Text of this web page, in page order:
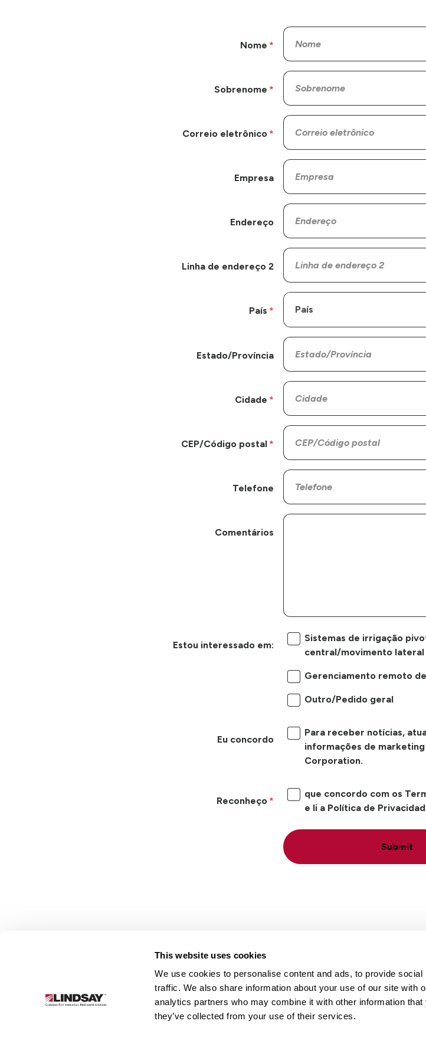
This website uses cookies
We use cookies to personalise content and ads, to provide
traffic. We also share information about your use of our site with
analytics partners who may combine it with other information that
they’ve collected from your use of their services.
Nome
Sobrenome
Correio eletrônico
Empresa
Endereço
Linha de endereço 2
País
Estado/Província
Cidade
CEP/Código postal
Telefone
Comentários
Estou interessado em:
Sistemas de irrigação
central/movimento lateral
Gerenciamento remoto
Outro/Pedido geral
Eu concordo
Para receber notícias,
informações de marketing
Corporation.
Reconheço
que concordo com os
e li a Política de
Submit
Link
Infraestrutura
Locais